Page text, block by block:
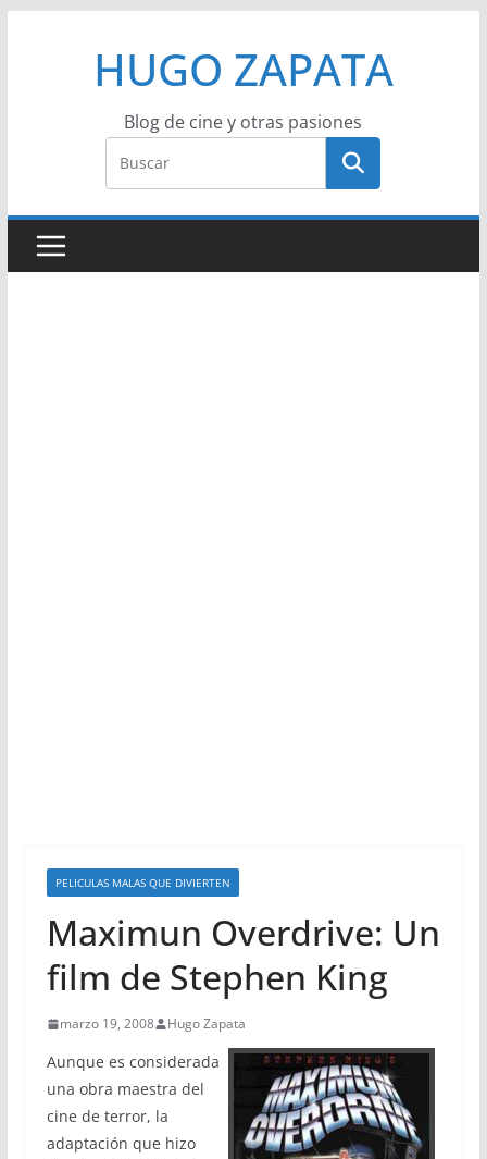
HUGO ZAPATA
Blog de cine y otras pasiones
PELICULAS MALAS QUE DIVIERTEN
Maximun Overdrive: Un
film de Stephen King
marzo 19, 2008 Hugo Zapata
Aunque es considerada
una obra maestra del
cine de terror, la
adaptación que hizo